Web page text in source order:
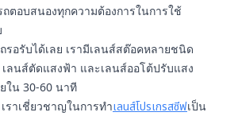
ตอบสนองทุกความต้องการในการใช้
รอรับได้เลย เรามีเลนส์สต๊อคหลายชนิด
ลนส์ตัดแสงฟ้า และเลนส์ออโต้ปรับแสง
ใน 30-60 นาที
ราเชี่ยวชาญในการทำเลนส์โปรเกรสซีฟเป็น